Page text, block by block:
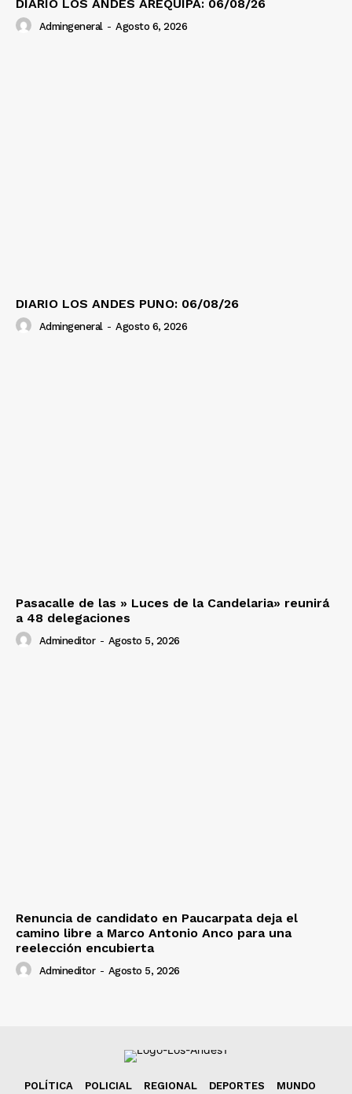
DIARIO LOS ANDES AREQUIPA: 06/08/26
Admingeneral - Agosto 6, 2026
DIARIO LOS ANDES PUNO: 06/08/26
Admingeneral - Agosto 6, 2026
Pasacalle de las » Luces de la Candelaria» reunirá
a 48 delegaciones
Admineditor - Agosto 5, 2026
Renuncia de candidato en Paucarpata deja el
camino libre a Marco Antonio Anco para una
reelección encubierta
Admineditor - Agosto 5, 2026
POLÍTICA POLICIAL REGIONAL DEPORTES
MUNDO